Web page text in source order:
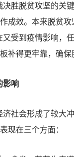
脱贫攻坚的关键
成效。本来脱贫
受到疫情影响，
补得更牢靠，确
影响
会形成了较大冲
现在三个方面：